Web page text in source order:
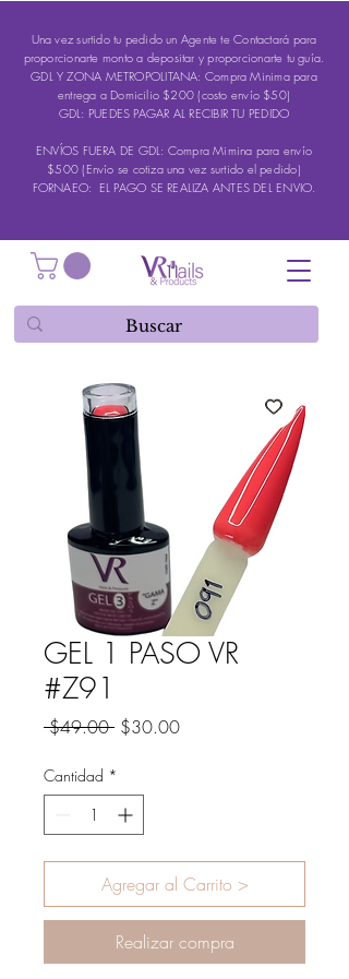
Una vez surtido tu pedido un Agente te Contactará para
proporcionarte monto a depositar y proporcionarte tu guía.
GDL Y ZONA METROPOLITANA: Compra Minima para
entrega a Domicilio $200 (costo envío $50)
GDL: PUEDES PAGAR AL RECIBIR TU PEDIDO
ENVÍOS FUERA DE GDL: Compra Mimina para envío
$500 (Envío se cotiza una vez surtido el pedido)
FORNAEO: EL PAGO SE REALIZA ANTES DEL ENVIO.
GEL 1 PASO VR
#Z91
$49.00 Precio
$30.00Precio
Cantidad *
Agregar al Carrito >
Realizar compra